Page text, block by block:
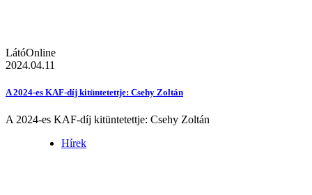
LátóOnline
2024.04.11
A 2024-es KAF-díj kitüntetettje: Csehy Zoltán
A 2024-es KAF-díj kitüntetettje: Csehy Zoltán
Hírek